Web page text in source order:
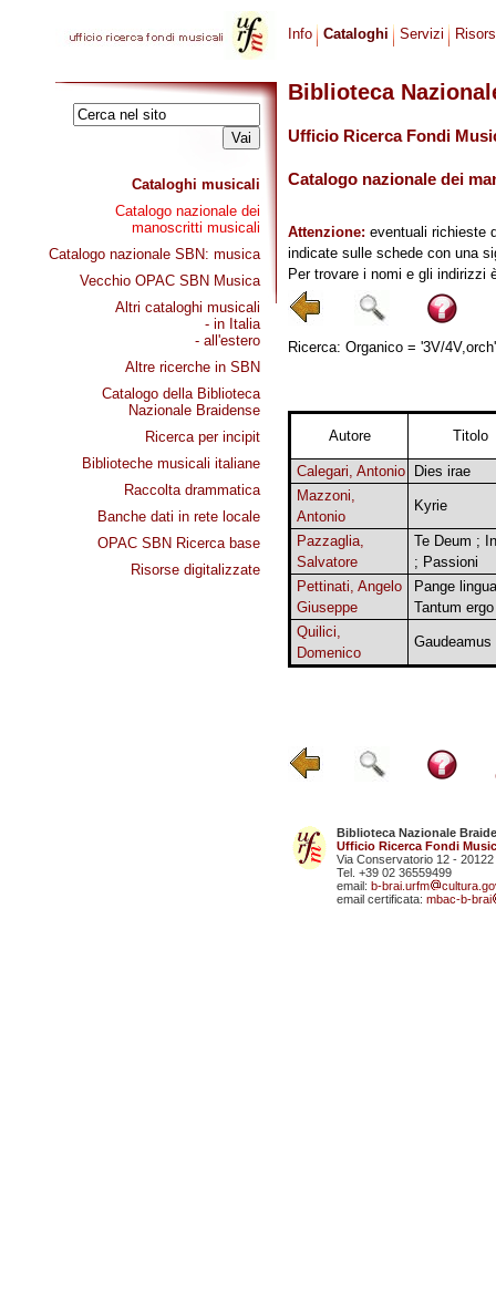
Cataloghi musicali
Catalogo nazionale dei
manoscritti musicali
Catalogo nazionale SBN: musica
Vecchio OPAC SBN Musica
Altri cataloghi musicali
- in Italia
- all'estero
Altre ricerche in SBN
Catalogo della Biblioteca
Nazionale Braidense
Ricerca per incipit
Biblioteche musicali italiane
Raccolta drammatica
Banche dati in rete locale
OPAC SBN Ricerca base
Risorse digitalizzate
Info Cataloghi Servizi
Biblioteca
Ufficio Ricerca Fondi
Catalogo nazionale dei
Attenzione: eventuali richieste
indicate sulle schede con una
Per trovare i nomi e gli indirizzi
Ricerca: Organico = '3V/
Autore Titolo
Calegari, Antonio
Dies irae
Mazzoni,
Antonio
Kyrie
Pazzaglia,
Salvatore
Te Deum ;
; Passioni
Pettinati, Angelo
Giuseppe
Pange
Tantum ergo
Quilici,
Domenico
Gaudeamus
Biblioteca Nazionale
Ufficio Ricerca Fondi
Via Conservatorio 12 - 20122
Tel. +39 02 36559499
email: b-brai.urfm
email certificata: mbac-b-brai